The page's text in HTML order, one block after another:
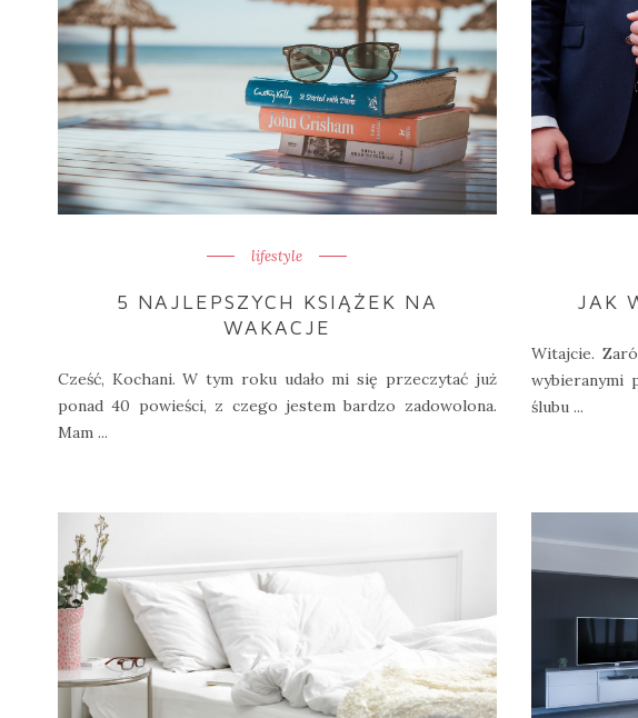
lifestyle
5 NAJLEPSZYCH KSIĄŻEK NA
WAKACJE
Cześć, Kochani. W tym roku udało mi się przeczytać już
ponad 40 powieści, z czego jestem bardzo zadowolona.
Mam ...
JAK
Witajcie.
wybieranymi
ślubu ...